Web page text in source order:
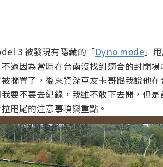
3 被發現有隱藏的「Dyno mode」
過因為當時在台南沒找到適合的封閉
擱置了，後來資深車友卡哥跟我說他
要不要去紀錄，我雖不敢下去開，但
甩尾的注意事項與重點。